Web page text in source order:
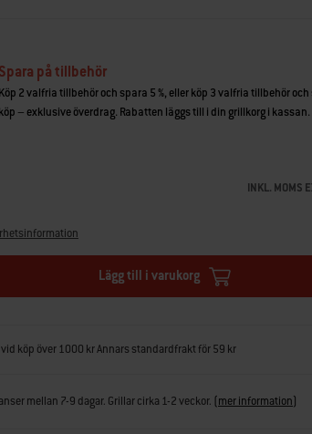
Spara på tillbehör
Köp 2 valfria tillbehör och spara 5 %, eller köp 3 valfria tillbehör och
köp – exklusive överdrag. Rabatten läggs till i din grillkorg i kassan.
INKL. MOMS
Lägg till i varukorg
köp över 1000 kr Annars standardfrakt för 59 kr
mellan 7-9 dagar. Grillar cirka 1-2 veckor. (mer information)